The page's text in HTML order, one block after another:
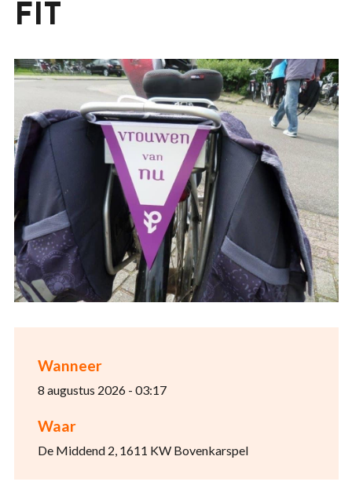
Wanneer
8 augustus 2026 - 03:17
Waar
De Middend 2, 1611 KW Bovenkarspel
FIT